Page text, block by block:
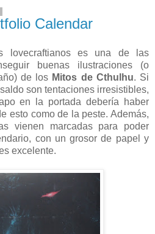
Calendar
lovecraftianos es una de las
buenas ilustraciones (o
de los Mitos de Cthulhu. Si
son tentaciones irresistibles,
en la portada debería haber
esto como de la peste. Además,
vienen marcadas para poder
con un grosor de papel y
excelente.